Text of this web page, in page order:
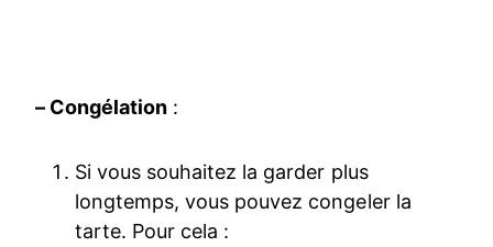
– Congélation :
Si vous souhaitez la garder plus
longtemps, vous pouvez congeler la
tarte. Pour cela :